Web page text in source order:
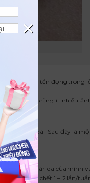
mỹ phẩm sẽ tồn đọng trong
lành mạnh cũng ít nhiều
thời gian dài. Sau đây là
tìm hiểu làn da của mình
tẩy tế bào chết 1 – 2 lần/
×